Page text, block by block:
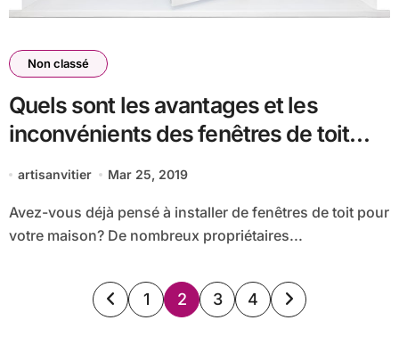
Non classé
Quels sont les avantages et les
inconvénients des fenêtres de toit
dans la maison ?
artisanvitier Mar 25, 2019
Avez-vous déjà pensé à installer de fenêtres de toit pour
votre maison? De nombreux propriétaires...
Pagination
1 2 3 4